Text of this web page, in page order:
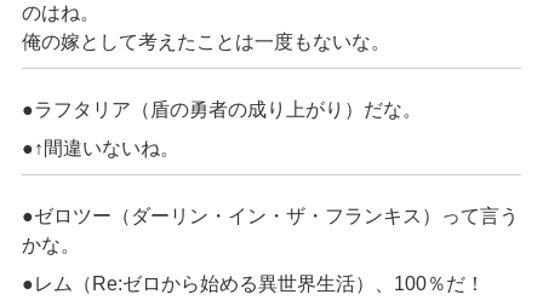
のはね。
俺の嫁として考えたことは一度もないな。
●ラフタリア（盾の勇者の成り上がり）だな。
●↑間違いないね。
●ゼロツー（ダーリン・イン・ザ・フランキス）って言う
かな。
●レム（Re:ゼロから始める異世界生活）、100％だ！